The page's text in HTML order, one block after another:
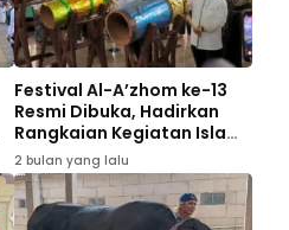
Festival Al-A’zhom ke-13
Resmi Dibuka, Hadirkan
Rangkaian Kegiatan Islami
dan Bazar UMKM
2 bulan yang lalu